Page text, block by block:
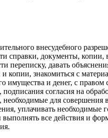
внесудебного
справки, документы, копии,
переписку, давать
копии, знакомиться с
имущества и денег, с
подписания согласия на
необходимые для совершения
уплачивать
все действия и